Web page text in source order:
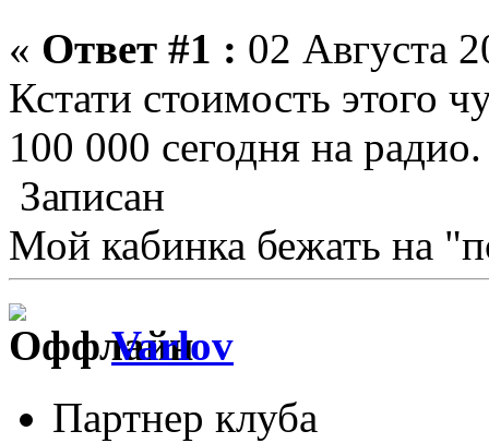
« Ответ #1 : 02 Августа
Кстати стоимость этого
100 000 сегодня на радио.
Записан
Мой кабинка бежать на
Varlov
Партнер клуба